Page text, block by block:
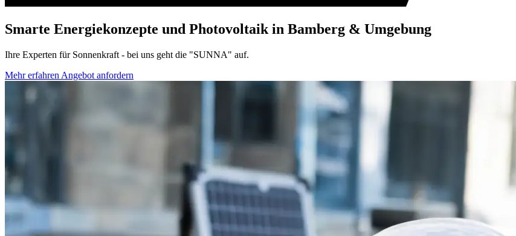
Smarte Energiekonzepte und Photovoltaik in Bamberg & Umgebung
Ihre Experten für Sonnenkraft - bei uns geht die "SUNNA" auf.
Mehr erfahren Angebot anfordern